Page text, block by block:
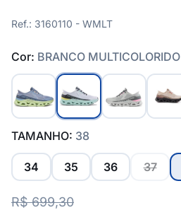
Ref.: 3160110 - WMLT
Cor: BRANCO MULTICOLORIDO
TAMANHO: 38
34 35 36 37
R$ 699,30